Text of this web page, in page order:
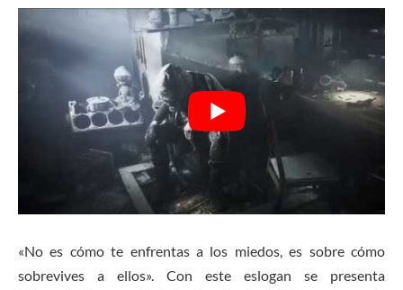
«No es cómo te enfrentas a los miedos, es sobre cómo
sobrevives a ellos». Con este eslogan se presenta